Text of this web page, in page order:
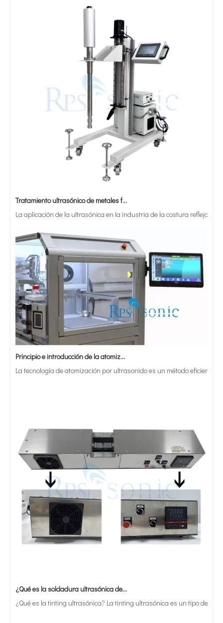
La aplicación de la ultrasónica en la industria de la costura refleja
Principio e introducción de la atomización ultrasónica de metales.
La tecnología de atomización por ultrasonido es un método eficiente
¿Qué es la tinting ultrasónica? La tinting ultrasónica es un tipo de